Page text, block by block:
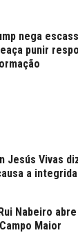
nega
punir
Jesús Vivas
a
Nabeiro
Maior